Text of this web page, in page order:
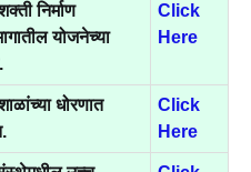
निर्माण
योजनेच्या
Click
Here
धोरणात
Click
Here